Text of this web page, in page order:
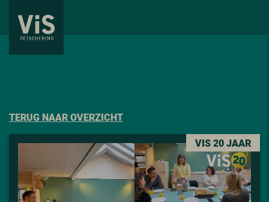
TERUG NAAR OVERZICHT
VIS 20 JAAR